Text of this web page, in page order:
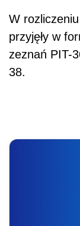
W
przyjęły w
zeznań PIT-
38.